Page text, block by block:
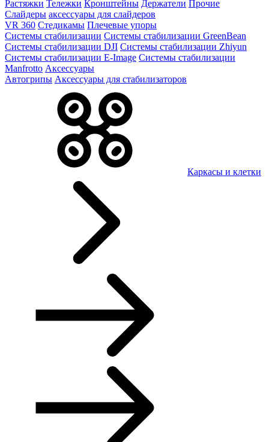
Растяжки Тележки Кронштейны Держатели Прочие
Слайдеры аксессуары для слайдеров
VR 360 Стедикамы Плечевые упоры
Системы стабилизации Системы стабилизации GreenBean
Системы стабилизации DJI Системы стабилизации Zhiyun
Системы стабилизации E-Image Системы стабилизации
Manfrotto Аксессуары
Автогрипы Аксессуары для стабилизаторов
Каркасы и клетки